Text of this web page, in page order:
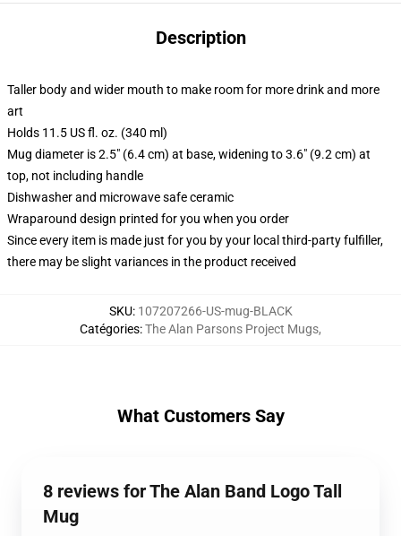
Description
Taller body and wider mouth to make room for more drink and more
art
Holds 11.5 US fl. oz. (340 ml)
Mug diameter is 2.5" (6.4 cm) at base, widening to 3.6" (9.2 cm) at
top, not including handle
Dishwasher and microwave safe ceramic
Wraparound design printed for you when you order
Since every item is made just for you by your local third-party fulfiller,
there may be slight variances in the product received
SKU: 107207266-US-mug-BLACK
Catégories:The Alan Parsons Project Mugs,
What Customers Say
8 reviews for The Alan Band Logo Tall
Mug